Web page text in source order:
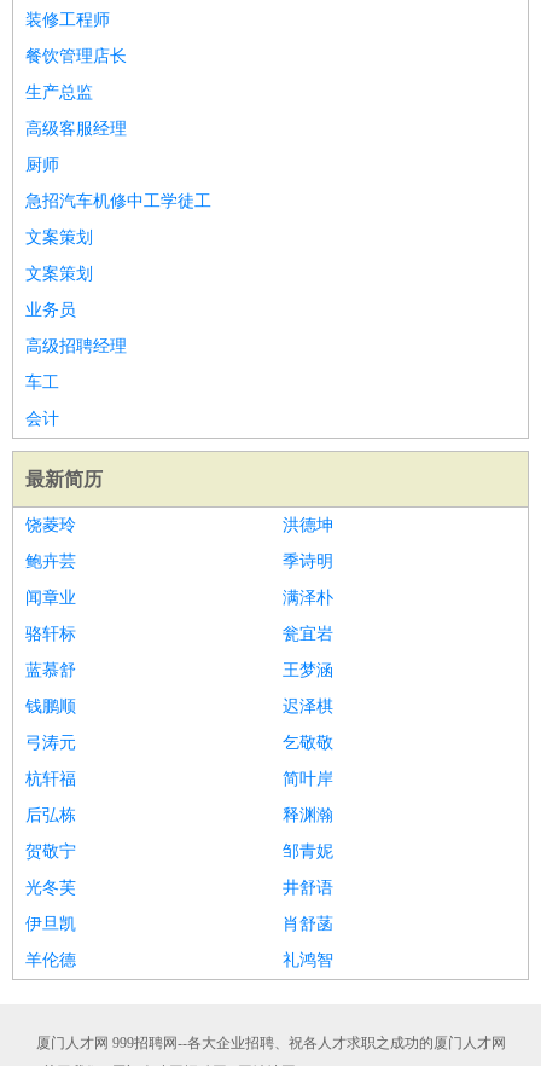
装修工程师
餐饮管理店长
生产总监
高级客服经理
厨师
急招汽车机修中工学徒工
文案策划
文案策划
业务员
高级招聘经理
车工
会计
最新简历
饶菱玲
洪德坤
鲍卉芸
季诗明
闻章业
满泽朴
骆轩标
瓮宜岩
蓝慕舒
王梦涵
钱鹏顺
迟泽棋
弓涛元
乞敬敬
杭轩福
简叶岸
后弘栋
释渊瀚
贺敬宁
邹青妮
光冬芙
井舒语
伊旦凯
肖舒菡
羊伦德
礼鸿智
厦门人才网 999招聘网--各大企业招聘、祝各人才求职之成功的厦门人才网